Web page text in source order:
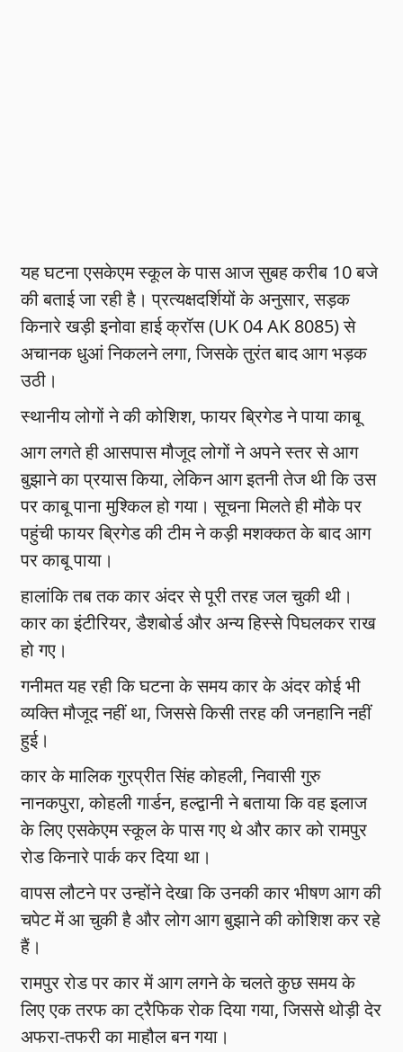
यह घटना एसकेएम स्कूल के पास आज सुबह करीब 10 बजे
की बताई जा रही है। प्रत्यक्षदर्शियों के अनुसार, सड़क
किनारे खड़ी इनोवा हाई क्रॉस (UK 04 AK 8085) से
अचानक धुआं निकलने लगा, जिसके तुरंत बाद आग भड़क
उठी।
स्थानीय लोगों ने की कोशिश, फायर ब्रिगेड ने पाया काबू
आग लगते ही आसपास मौजूद लोगों ने अपने स्तर से आग
बुझाने का प्रयास किया, लेकिन आग इतनी तेज थी कि उस
पर काबू पाना मुश्किल हो गया। सूचना मिलते ही मौके पर
पहुंची फायर ब्रिगेड की टीम ने कड़ी मशक्कत के बाद आग
पर काबू पाया।
हालांकि तब तक कार अंदर से पूरी तरह जल चुकी थी।
कार का इंटीरियर, डैशबोर्ड और अन्य हिस्से पिघलकर राख
हो गए।
गनीमत यह रही कि घटना के समय कार के अंदर कोई भी
व्यक्ति मौजूद नहीं था, जिससे किसी तरह की जनहानि नहीं
हुई।
कार के मालिक गुरप्रीत सिंह कोहली, निवासी गुरु
नानकपुरा, कोहली गार्डन, हल्द्वानी ने बताया कि वह इलाज
के लिए एसकेएम स्कूल के पास गए थे और कार को रामपुर
रोड किनारे पार्क कर दिया था।
वापस लौटने पर उन्होंने देखा कि उनकी कार भीषण आग की
चपेट में आ चुकी है और लोग आग बुझाने की कोशिश कर रहे
हैं।
रामपुर रोड पर कार में आग लगने के चलते कुछ समय के
लिए एक तरफ का ट्रैफिक रोक दिया गया, जिससे थोड़ी देर
अफरा-तफरी का माहौल बन गया।